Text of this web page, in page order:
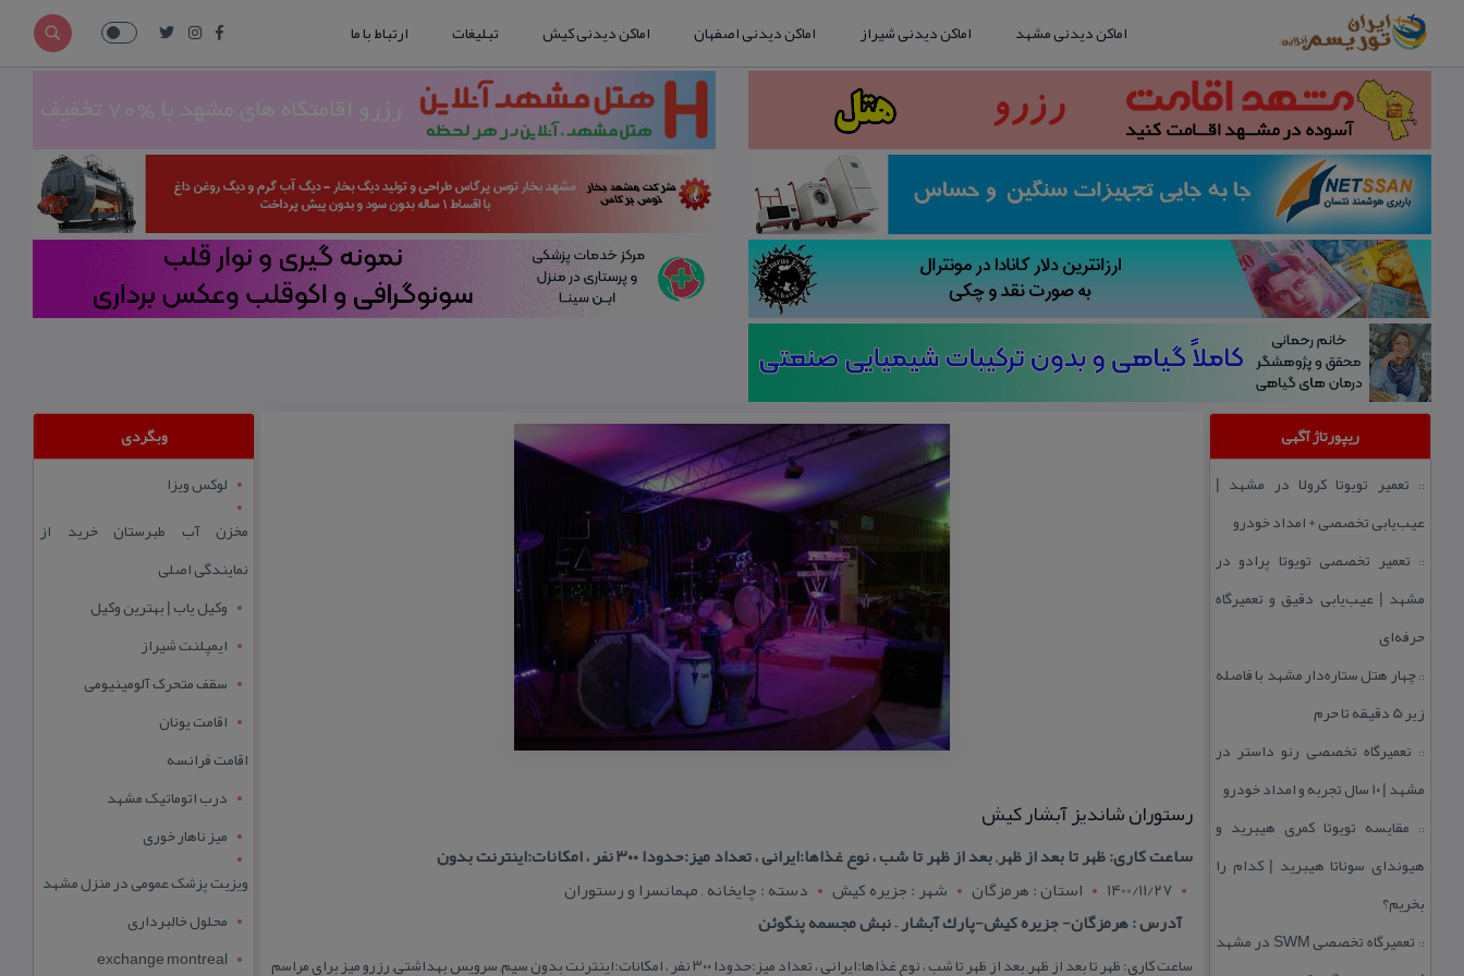
اماکن دیدنی مشهد اماکن دیدنی شیراز اماکن دیدنی اصفهان اماکن دیدنی کیش تبلیغات ارتباط با ما
ریپورتاژ آگهی
:: تعمیر تویوتا كرولا در مشهد |
عیب‌یابی تخصصی + امداد خودرو
:: تعمیر تخصصی تویوتا پرادو در
مشهد | عیب‌یابی دقیق و تعمیرگاه
حرفه‌ای
::چهار هتل‌ ستاره‌دار مشهد با فاصله
زیر 5 دقیقه تا حرم
:: تعمیرگاه تخصصی رنو داستر در
مشهد | ۱۰ سال تجربه و امداد خودرو
:: مقایسه تویوتا كمری هیبرید و
هیوندای سوناتا هیبرید | كدام را
بخریم؟
::
تعمیرگاه تخصصی SWM در مشهد
رستوران شاندیز آبشار كیش
ساعت كاری: ظهر تا بعد از ظهر, بعد از ظهر تا شب ، نوع غذاها:ایرانی ، تعداد میز:حدودا ۳۰۰ نفر ، امكانات:اینترنت بدون
1400/11/27
استان : هرمزگان شهر : جزيره کيش
دسته : چایخانه , مهمانسرا و رستوران
آدرس : هرمزگان- جزیره كیش-پارك آبشار – نبش مجسمه پنگوئن
ساعت كاری: ظهر تا بعد از ظهر, بعد از ظهر تا شب ، نوع غذاها:ایرانی ، تعداد میز:حدودا ۳۰۰ نفر ، امكانات:اینترنت بدون سیم, سرویس بهداشتی, رزرو میز برای مراسم
وبگردی
لوکس ویزا
مخزن آب طبرستان خرید از
نمایندگی اصلی
وکیل یاب | بهترین وکیل
ایمپلنت شیراز
سقف متحرک آلومینیومی
اقامت یونان
اقامت فرانسه
درب اتوماتیک مشهد
میز ناهار خوری
ویزیت پزشک عمومی در منزل مشهد
محلول خالبرداری
exchange montreal